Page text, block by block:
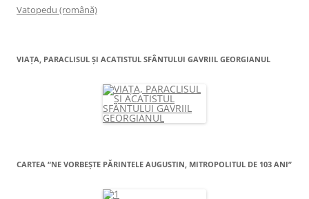
Vatopedu (română)
VIAŢA, PARACLISUL ŞI ACATISTUL SFÂNTULUI GAVRIIL GEORGIANUL
CARTEA “NE VORBEŞTE PĂRINTELE AUGUSTIN, MITROPOLITUL DE 103 ANI”